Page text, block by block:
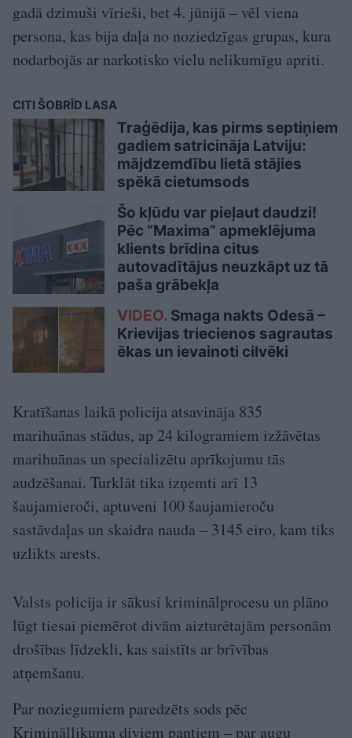
gadā dzimuši vīrieši, bet 4. jūnijā – vēl viena
persona, kas bija daļa no noziedzīgas grupas, kura
nodarbojās ar narkotisko vielu nelikumīgu apriti.
CITI ŠOBRĪD LASA
Traģēdija, kas pirms septiņiem
gadiem satricināja Latviju:
mājdzemdību lietā stājies
spēkā cietumsods
Šo kļūdu var pieļaut daudzi!
Pēc “Maxima” apmeklējuma
klients brīdina citus
autovadītājus neuzkāpt uz tā
paša grābekļa
VIDEO. Smaga nakts Odesā –
Krievijas triecienos sagrautas
ēkas un ievainoti cilvēki
Kratīšanas laikā policija atsavināja 835
marihuānas stādus, ap 24 kilogramiem izžāvētas
marihuānas un specializētu aprīkojumu tās
audzēšanai. Turklāt tika izņemti arī 13
šaujamieroči, aptuveni 100 šaujamieroču
sastāvdaļas un skaidra nauda – 3145 eiro, kam tiks
uzlikts arests.
Valsts policija ir sākusi kriminālprocesu un plāno
lūgt tiesai piemērot divām aizturētajām personām
drošības līdzekli, kas saistīts ar brīvības
atņemšanu.
Par noziegumiem paredzēts sods pēc
Krimināllikuma diviem pantiem – par augu